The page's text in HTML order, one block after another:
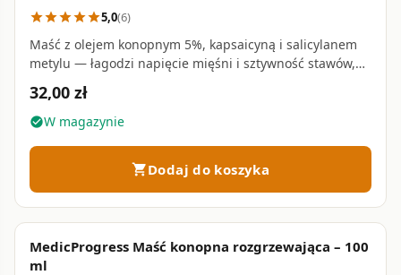
starstarstarstarstar5,0(6)
Maść z olejem konopnym 5%, kapsaicyną i salicylanem
metylu — łagodzi napięcie mięśni i sztywność stawów,
poprawia krążenie • 250 ml
32,00 zł
check_circleW magazynie
shopping_cartDodaj do koszyka
favorite_border
MedicProgress Maść konopna rozgrzewająca – 100
ml